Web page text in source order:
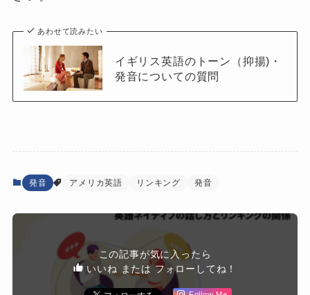
あわせて読みたい
イギリス英語のトーン（抑揚)・
発音についての質問
発音 アメリカ英語 リンキング 発音
この記事が気に入ったら
いいね または フォローしてね！